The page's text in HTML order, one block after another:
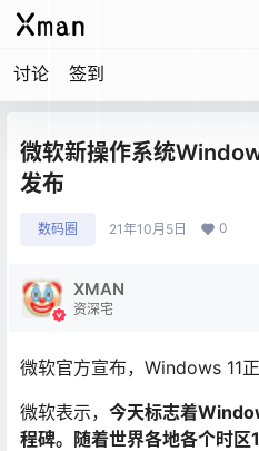
讨论 签到
微软新操作系统
发布
数码圈 21年10月5日 0
XMAN
资深宅
微软官方宣布，Windows 11
微软表示， 今天标志着
程碑。随着世界各地各个时